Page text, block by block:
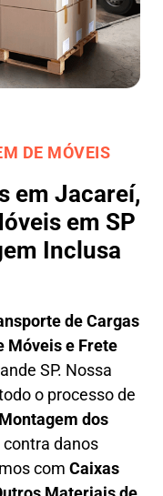
DE MÓVEIS
em Jacareí,
em SP
Inclusa
de Cargas
Móveis e Frete
SP. Nossa
o processo de
dos
danos
com Caixas